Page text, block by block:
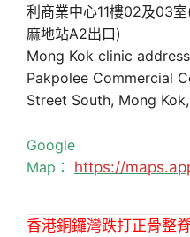
利商業中心11樓02及03
麻地站A2出口)
Mong Kok clinic
Pakpolee Commercial
Street South, Mong
Google
Map： https://
香港銅鑼灣跌打正骨整